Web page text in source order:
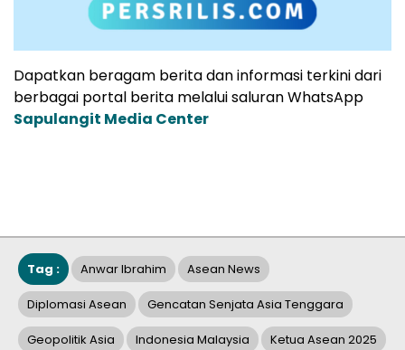
Dapatkan beragam berita dan informasi terkini dari
berbagai portal berita melalui saluran WhatsApp
Sapulangit Media Center
Tag : Anwar Ibrahim Asean News
Diplomasi Asean Gencatan Senjata Asia Tenggara
Geopolitik Asia Indonesia Malaysia Ketua Asean 2025